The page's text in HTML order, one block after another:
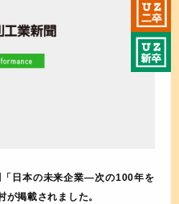
日本の未来企業―次の100年を
掲載されました。